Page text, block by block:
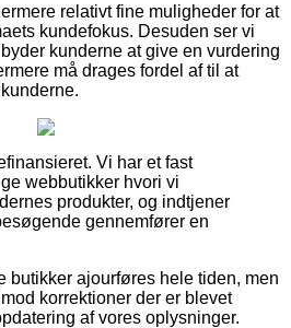
relativt fine muligheder for at
kundefokus. Desuden ser vi
kunderne at give en vurdering
må drages fordel af til at
Vi har et fast
webbutikker hvori vi
produkter, og indtjener
gennemfører en
butikker ajourføres hele tiden, men
korrektioner der er blevet
af vores oplysninger.